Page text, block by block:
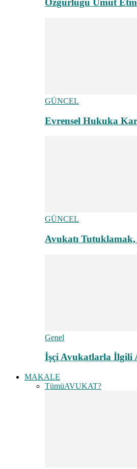
Özgürlüğü Umut
GÜNCEL
Evrensel Hukuka
GÜNCEL
Avukatı Tutuklamak,
Genel
İşçi Avukatlarla İlgili
MAKALE
TümüAVUKAT?